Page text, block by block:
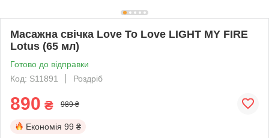
Масажна свічка Love To Love LIGHT MY FIRE
Lotus (65 мл)
Готово до відправки
Код: S11891
Роздріб
890 ₴ 989 ₴
Економія 99 ₴